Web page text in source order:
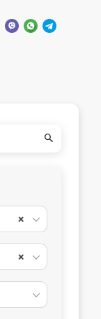
×
×